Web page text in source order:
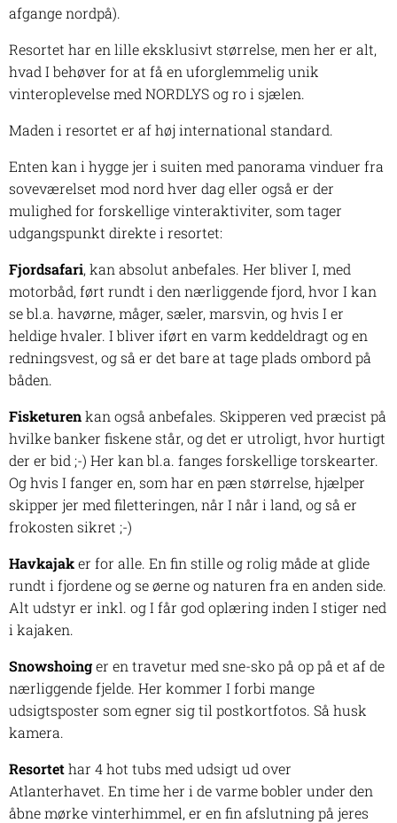
afgange nordpå).
Resortet har en lille eksklusivt størrelse, men her er alt,
hvad I behøver for at få en uforglemmelig unik
vinteroplevelse med NORDLYS og ro i sjælen.
Maden i resortet er af høj international standard.
Enten kan i hygge jer i suiten med panorama vinduer fra
soveværelset mod nord hver dag eller også er der
mulighed for forskellige vinteraktiviter, som tager
udgangspunkt direkte i resortet:
Fjordsafari, kan absolut anbefales. Her bliver I, med
motorbåd, ført rundt i den nærliggende fjord, hvor I kan
se bl.a. havørne, måger, sæler, marsvin, og hvis I er
heldige hvaler. I bliver iført en varm keddeldragt og en
redningsvest, og så er det bare at tage plads ombord på
båden.
Fisketurenkan også anbefales. Skipperen ved præcist på
hvilke banker fiskene står, og det er utroligt, hvor hurtigt
der er bid ;-) Her kan bl.a. fanges forskellige torskearter.
Og hvis I fanger en, som har en pæn størrelse, hjælper
skipper jer med filetteringen, når I når i land, og så er
frokosten sikret ;-)
Havkajaker for alle. En fin stille og rolig måde at glide
rundt i fjordene og se øerne og naturen fra en anden side.
Alt udstyr er inkl. og I får god oplæring inden I stiger ned
i kajaken.
Snowshoinger en travetur med sne-sko på op på et af de
nærliggende fjelde. Her kommer I forbi mange
udsigtsposter som egner sig til postkortfotos. Så husk
kamera.
Resortethar 4 hot tubs med udsigt ud over
Atlanterhavet. En time her i de varme bobler under den
åbne mørke vinterhimmel, er en fin afslutning på jeres